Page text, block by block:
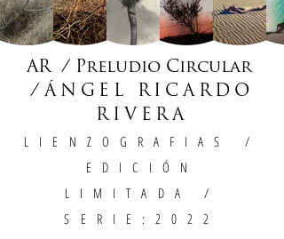
AR / Preludio Circular
/ÁNGEL RICARDO
RIVERA
LIENZOGRAFIAS
/
EDICIÓN
LIMITADA /
SERIE:2022